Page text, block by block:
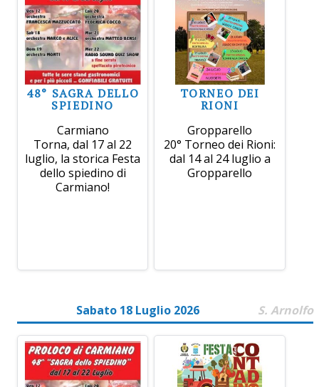
48° SAGRA DELLO
SPIEDINO
Carmiano
Torna, dal 17 al 22
luglio, la storica Festa
dello spiedino di
Carmiano!
TORNEO DEI
RIONI
Gropparello
20° Torneo dei Rioni:
dal 14 al 24 luglio a
Gropparello
Sabato 18 Luglio 2026 S. Arnolfo